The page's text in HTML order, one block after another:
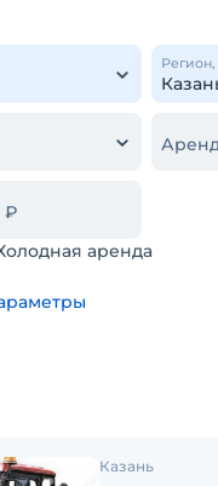
₽
аренда
Казань